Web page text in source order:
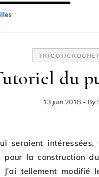
TRICOT/CROCHET
du
13 juin 2018 - By
seraient
pour la construction
J’ai tellement modifié